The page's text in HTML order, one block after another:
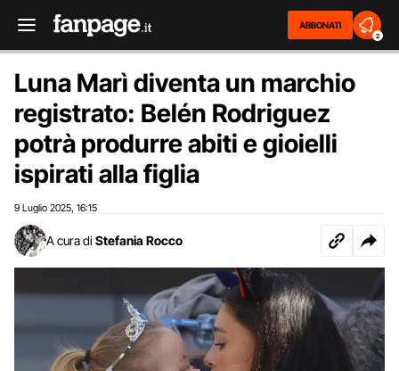
ABBONATI
2
Luna Marì diventa un marchio
registrato: Belén Rodriguez
potrà produrre abiti e gioielli
ispirati alla figlia
9 Luglio 2025 16:15
A cura di Stefania Rocco